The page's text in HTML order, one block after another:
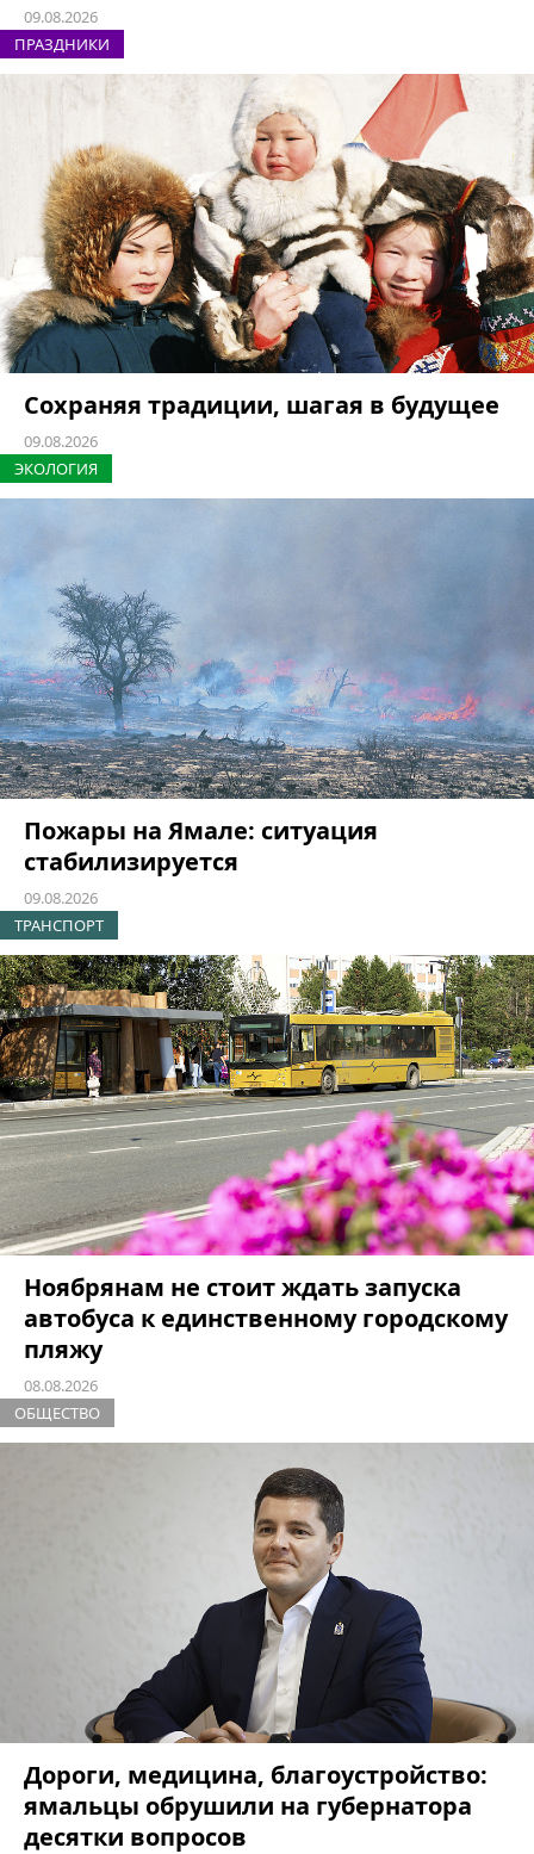
09.08.2026
ПРАЗДНИКИ
Сохраняя традиции, шагая в будущее
09.08.2026
ЭКОЛОГИЯ
Пожары на Ямале: ситуация
стабилизируется
09.08.2026
ТРАНСПОРТ
Ноябрянам не стоит ждать запуска
автобуса к единственному городскому
пляжу
08.08.2026
ОБЩЕСТВО
Дороги, медицина, благоустройство:
ямальцы обрушили на губернатора
десятки вопросов